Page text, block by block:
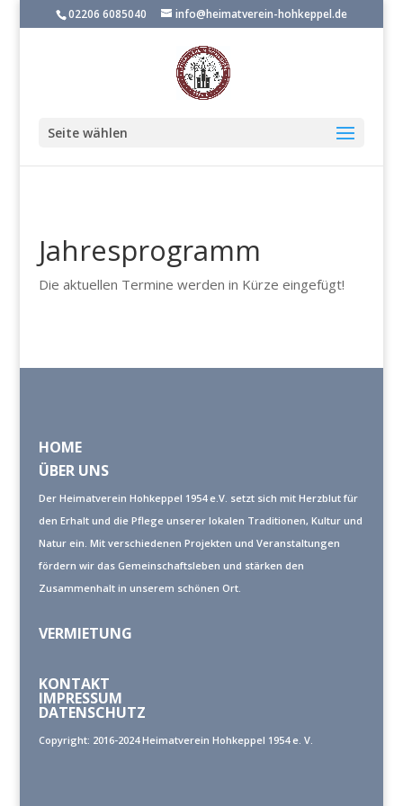
02206 6085040 info@heimatverein-hohkeppel.de
Seite wählen
Jahresprogramm
Die aktuellen Termine werden in Kürze eingefügt!
HOME
ÜBER UNS
Der Heimatverein Hohkeppel 1954 e.V. setzt sich mit Herzblut für
den Erhalt und die Pflege unserer lokalen Traditionen, Kultur und
Natur ein. Mit verschiedenen Projekten und Veranstaltungen
fördern wir das Gemeinschaftsleben und stärken den
Zusammenhalt in unserem schönen Ort.
VERMIETUNG
KONTAKT
IMPRESSUM
DATENSCHUTZ
Copyright: 2016-2024 Heimatverein Hohkeppel 1954 e. V.